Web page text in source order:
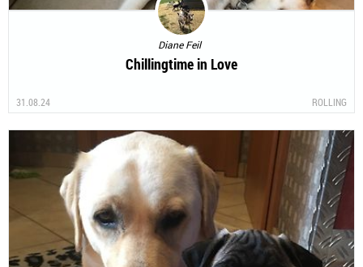
Diane Feil
Chillingtime in Love
31.08.24 ROLLING